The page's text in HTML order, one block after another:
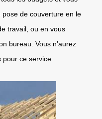
de couverture en le
travail, ou en vous
bureau. Vous n’aurez
ce service.